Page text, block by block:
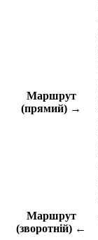
Маршрут
(прямий) →
Маршрут
(зворотній) ←